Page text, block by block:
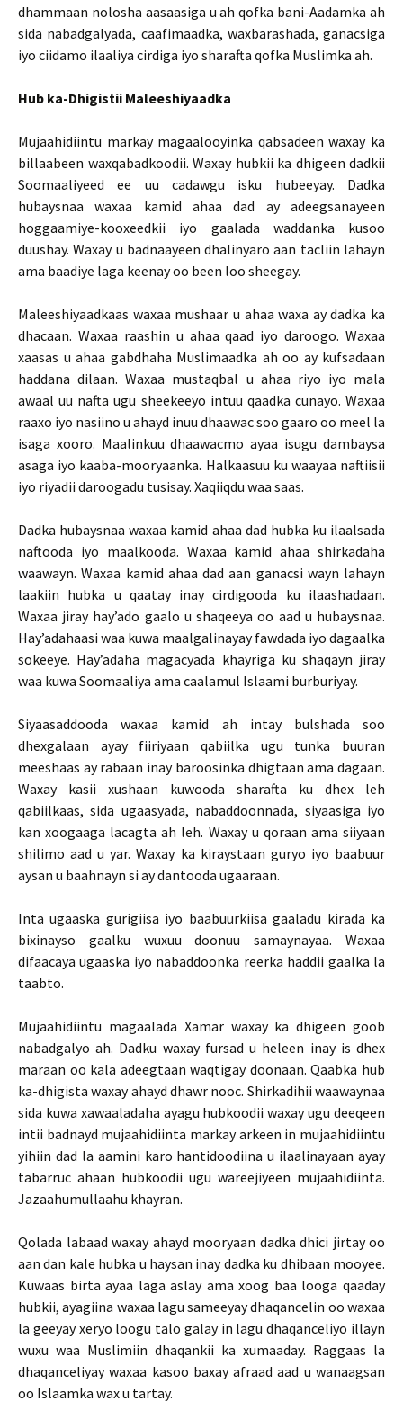
dhammaan nolosha aasaasiga u ah qofka bani-Aadamka ah
sida nabadgalyada, caafimaadka, waxbarashada, ganacsiga
iyo ciidamo ilaaliya cirdiga iyo sharafta qofka Muslimka ah.
Hub ka-Dhigistii Maleeshiyaadka
Mujaahidiintu markay magaalooyinka qabsadeen waxay ka
billaabeen waxqabadkoodii. Waxay hubkii ka dhigeen dadkii
Soomaaliyeed ee uu cadawgu isku hubeeyay. Dadka
hubaysnaa waxaa kamid ahaa dad ay adeegsanayeen
hoggaamiye-kooxeedkii iyo gaalada waddanka kusoo
duushay. Waxay u badnaayeen dhalinyaro aan tacliin lahayn
ama baadiye laga keenay oo been loo sheegay.
Maleeshiyaadkaas waxaa mushaar u ahaa waxa ay dadka ka
dhacaan. Waxaa raashin u ahaa qaad iyo daroogo. Waxaa
xaasas u ahaa gabdhaha Muslimaadka ah oo ay kufsadaan
haddana dilaan. Waxaa mustaqbal u ahaa riyo iyo mala
awaal uu nafta ugu sheekeeyo intuu qaadka cunayo. Waxaa
raaxo iyo nasiino u ahayd inuu dhaawac soo gaaro oo meel la
isaga xooro. Maalinkuu dhaawacmo ayaa isugu dambaysa
asaga iyo kaaba-mooryaanka. Halkaasuu ku waayaa naftiisii
iyo riyadii daroogadu tusisay. Xaqiiqdu waa saas.
Dadka hubaysnaa waxaa kamid ahaa dad hubka ku ilaalsada
naftooda iyo maalkooda. Waxaa kamid ahaa shirkadaha
waawayn. Waxaa kamid ahaa dad aan ganacsi wayn lahayn
laakiin hubka u qaatay inay cirdigooda ku ilaashadaan.
Waxaa jiray hay’ado gaalo u shaqeeya oo aad u hubaysnaa.
Hay’adahaasi waa kuwa maalgalinayay fawdada iyo dagaalka
sokeeye. Hay’adaha magacyada khayriga ku shaqayn jiray
waa kuwa Soomaaliya ama caalamul Islaami burburiyay.
Siyaasaddooda waxaa kamid ah intay bulshada soo
dhexgalaan ayay fiiriyaan qabiilka ugu tunka buuran
meeshaas ay rabaan inay baroosinka dhigtaan ama dagaan.
Waxay kasii xushaan kuwooda sharafta ku dhex leh
qabiilkaas, sida ugaasyada, nabaddoonnada, siyaasiga iyo
kan xoogaaga lacagta ah leh. Waxay u qoraan ama siiyaan
shilimo aad u yar. Waxay ka kiraystaan guryo iyo baabuur
aysan u baahnayn si ay dantooda ugaaraan.
Inta ugaaska gurigiisa iyo baabuurkiisa gaaladu kirada ka
bixinayso gaalku wuxuu doonuu samaynayaa. Waxaa
difaacaya ugaaska iyo nabaddoonka reerka haddii gaalka la
taabto.
Mujaahidiintu magaalada Xamar waxay ka dhigeen goob
nabadgalyo ah. Dadku waxay fursad u heleen inay is dhex
maraan oo kala adeegtaan waqtigay doonaan. Qaabka hub
ka-dhigista waxay ahayd dhawr nooc. Shirkadihii waawaynaa
sida kuwa xawaaladaha ayagu hubkoodii waxay ugu deeqeen
intii badnayd mujaahidiinta markay arkeen in mujaahidiintu
yihiin dad la aamini karo hantidoodiina u ilaalinayaan ayay
tabarruc ahaan hubkoodii ugu wareejiyeen mujaahidiinta.
Jazaahumullaahu khayran.
Qolada labaad waxay ahayd mooryaan dadka dhici jirtay oo
aan dan kale hubka u haysan inay dadka ku dhibaan mooyee.
Kuwaas birta ayaa laga aslay ama xoog baa looga qaaday
hubkii, ayagiina waxaa lagu sameeyay dhaqancelin oo waxaa
la geeyay xeryo loogu talo galay in lagu dhaqanceliyo illayn
wuxu waa Muslimiin dhaqankii ka xumaaday. Raggaas la
dhaqanceliyay waxaa kasoo baxay afraad aad u wanaagsan
oo Islaamka wax u tartay.